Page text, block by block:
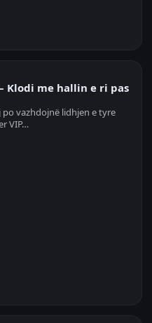
Klodi me hallin e ri pas
po vazhdojnë lidhjen e tyre
VIP…